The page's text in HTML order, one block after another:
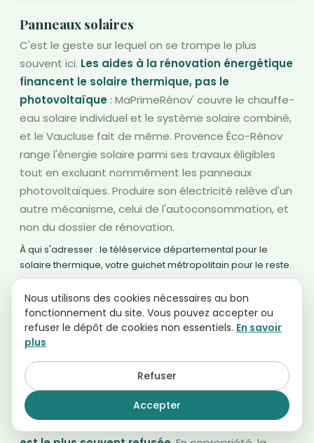
Panneaux solaires
C'est le geste sur lequel on se trompe le plus
souvent ici. Les aides à la rénovation énergétique
financent le solaire thermique, pas le
photovoltaïque : MaPrimeRénov' couvre le chauffe-
eau solaire individuel et le système solaire combiné,
et le Vaucluse fait de même. Provence Éco-Rénov
range l'énergie solaire parmi ses travaux éligibles
tout en excluant nommément les panneaux
photovoltaïques. Produire son électricité relève d'un
autre mécanisme, celui de l'autoconsommation, et
non du dossier de rénovation.
À qui s'adresser : le téléservice départemental pour le
solaire thermique, votre guichet métropolitain pour le reste.
Isolation des murs par l'extérieur
Techniquement le geste le plus efficace sur le
confort d'été, et administrativement le plus
contraint des six départements. Dans les centres
protégés d'Avignon, de Nice, d'Aix et du Panier à
Marseille,
l'avis de l'Architecte des Bâtiments de
France est requis et l'isolation par l'extérieur y
Nous utilisons des cookies nécessaires au bon
fonctionnement du site. Vous pouvez accepter ou
refuser le dépôt de cookies non essentiels. En savoir
plus
Refuser
Accepter